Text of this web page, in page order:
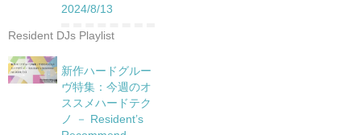
2024/8/13
Resident DJs Playlist
新作ハードグルー
ヴ特集：今週のオ
ススメハードテク
ノ － Resident’s